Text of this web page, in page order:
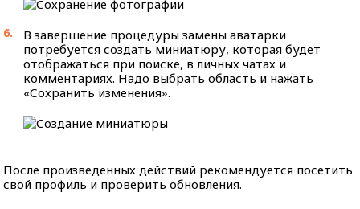
В завершение процедуры замены аватарки
потребуется создать миниатюру, которая будет
отображаться при поиске, в личных чатах и
комментариях. Надо выбрать область и нажать
«Сохранить изменения».
После произведенных действий рекомендуется посетить
свой профиль и проверить обновления.